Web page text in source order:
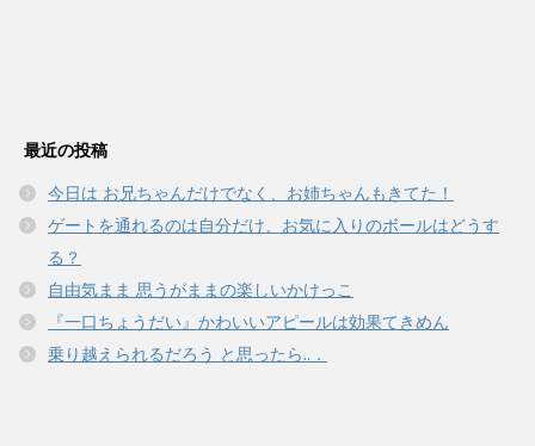
最近の投稿
今日は お兄ちゃんだけでなく、お姉ちゃんもきてた！
ゲートを通れるのは自分だけ、お気に入りのボールはどうす
る？
自由気まま 思うがままの楽しいかけっこ
『一口ちょうだい』かわいいアピールは効果てきめん
乗り越えられるだろう と思ったら..．